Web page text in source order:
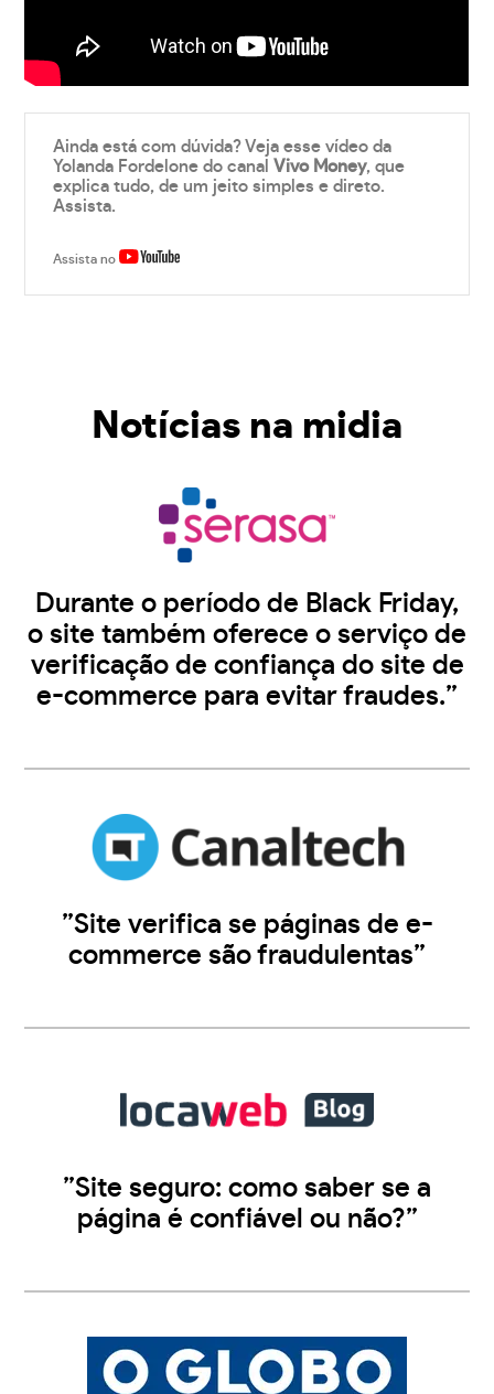
Ainda está com dúvida? Veja esse vídeo da
Yolanda Fordelone do canalVivo Money, que
explica tudo, de um jeito simples e direto.
Assista.
Assista no
Notícias na midia
Durante o período de Black Friday,
o site também oferece o serviço de
verificação de confiança do site de
e-commerce para evitar fraudes.”
”Site verifica se páginas de e-
commerce são fraudulentas”
”Site seguro: como saber se a
página é confiável ou não?”